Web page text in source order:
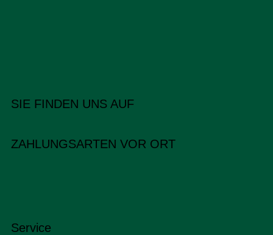
SIE FINDEN UNS AUF
ZAHLUNGSARTEN VOR ORT
Service